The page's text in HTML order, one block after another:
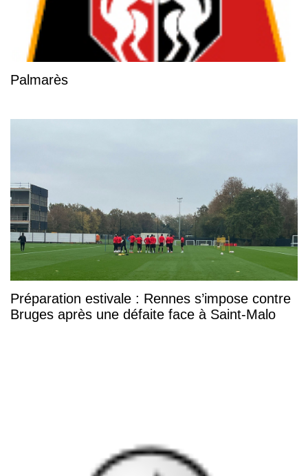
Palmarès
Préparation estivale : Rennes s’impose contre
Bruges après une défaite face à Saint-Malo